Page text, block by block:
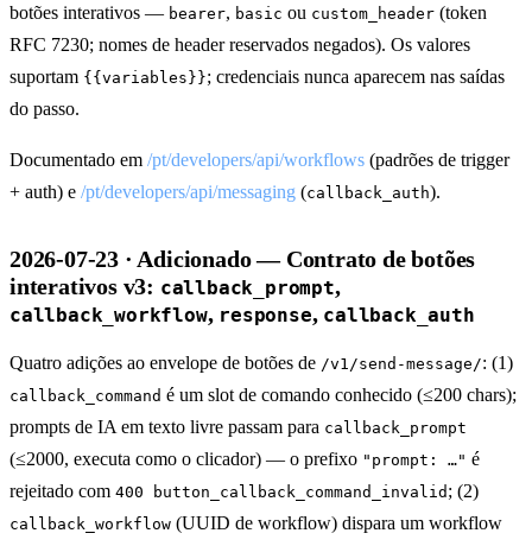
botões interativos — bearer, basic ou custom_header (token
RFC 7230; nomes de header reservados negados). Os valores
suportam {{variables}}; credenciais nunca aparecem nas saídas
do passo.
Documentado em /pt/developers/api/workflows (padrões de trigger
+ auth) e /pt/developers/api/messaging (callback_auth).
2026-07-23 · Adicionado — Contrato de botões
interativos v3: callback_prompt,
callback_workflow, response, callback_auth
Quatro adições ao envelope de botões de /v1/send-message/: (1)
callback_command é um slot de comando conhecido (≤200 chars);
prompts de IA em texto livre passam para callback_prompt
(≤2000, executa como o clicador) — o prefixo "prompt: …" é
rejeitado com 400 button_callback_command_invalid ; (2)
callback_workflow (UUID de workflow) dispara um workflow